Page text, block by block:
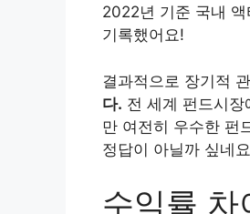
2022년 기준 국내
기록했어요!
결과적으로 장기적
다. 전 세계 펀드시
만 여전히 우수한 펀
정답이 아닐까 싶네
수익률 차